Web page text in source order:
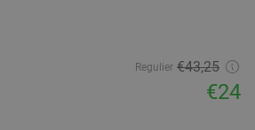
carte bij VersNul10
Wo
Do
star
Regulier €43,25
€24